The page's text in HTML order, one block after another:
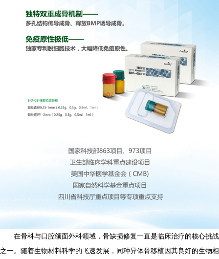
在骨科与口腔颌面外科领域，骨缺损修复一直是临床治疗的核心挑战
之一。随着生物材料科学的飞速发展，同种异体骨移植因其良好的生物相